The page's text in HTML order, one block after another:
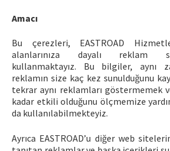
Amacı
Bu çerezleri, EASTROAD
alanlarınıza dayalı reklam
kullanmaktayız. Bu bilgiler, aynı
reklamın size kaç kez sunulduğunu
tekrar aynı reklamları göstermemek
kadar etkili olduğunu ölçmemize
da kullanılabilmekteyiz.
Ayrıca EASTROAD’u diğer web